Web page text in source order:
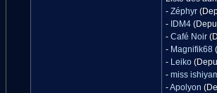
- Zéphyr
- IDM4
- Café Noir
- Magnifik68
- Leiko
- miss
-Apolyon